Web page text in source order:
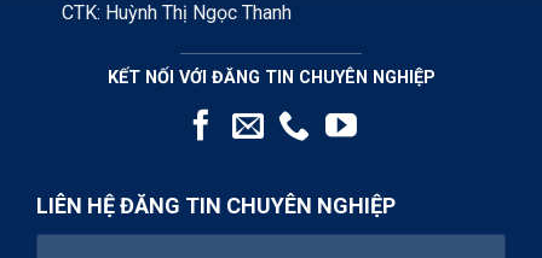
CTK: Huỳnh Thị Ngọc Thanh
KẾT NỐI VỚI ĐĂNG TIN CHUYÊN NGHIỆP
LIÊN HỆ ĐĂNG TIN CHUYÊN NGHIỆP